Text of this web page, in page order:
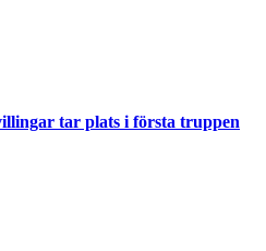
tar plats i första truppen